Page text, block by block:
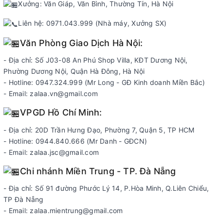
Xưởng: Văn Giáp, Văn Bình, Thường Tín, Hà Nội
Liên hệ: 0971.043.999 (Nhà máy, Xưởng SX)
Văn Phòng Giao Dịch Hà Nội:
- Địa chỉ: Số J03-08 An Phú Shop Villa, KĐT Dương Nội,
Phường Dương Nội, Quận Hà Đông, Hà Nội
- Hotline: 0947.324.999 (Mr Long - GĐ Kinh doanh Miền Bắc)
- Email: zalaa.vn@gmail.com
VPGD Hồ Chí Minh:
- Địa chỉ: 20D Trần Hưng Đạo, Phường 7, Quận 5, TP HCM
- Hotline: 0944.840.666 (Mr Danh - GĐCN)
- Email: zalaa.jsc@gmail.com
Chi nhánh Miền Trung - TP. Đà Nẵng
- Địa chỉ: Số 91 đường Phước Lý 14, P.Hòa Minh, Q.Liên Chiểu,
TP Đà Nẵng
- Email: zalaa.mientrung@gmail.com